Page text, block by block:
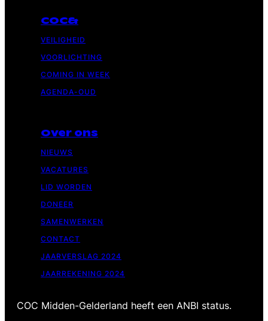
COC&
VEILIGHEID
VOORLICHTING
COMING IN WEEK
AGENDA-OUD
Over ons
NIEUWS
VACATURES
LID WORDEN
DONEER
SAMENWERKEN
CONTACT
JAARVERSLAG 2024
JAARREKENING 2024
COC Midden-Gelderland heeft een ANBI status.